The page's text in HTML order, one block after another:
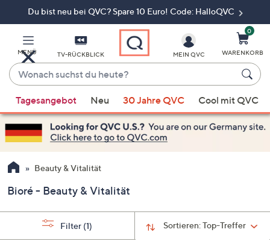
Du bist neu bei QVC? Spare 10 Euro! Code: HalloQVC
MENÜ TV-RÜCKBLICK
Wonach
suchst
du
heute?
Vorschläge
verfügbar
sind,
verwenden
Sie
Pfeiltasten
nach
und
MEIN QVC
0
WARENKORB
Tagesangebot Neu 30 Jahre QVC Cool mit QVC
Beauty & Vitalität
Bioré - Beauty & Vitalität
Sortieren:Top-Treffer
Filter (1)